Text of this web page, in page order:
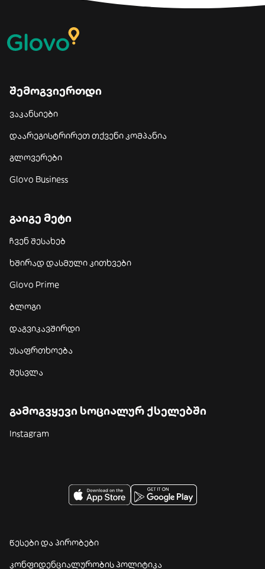
შემოგვიერთდი
ვაკანსიები
დაარეგისტრირეთ თქვენი კომპანია
გლოვერები
Glovo Business
გაიგე მეტი
ჩვენ შესახებ
ხშირად დასმული კითხვები
Glovo Prime
ბლოგი
დაგვიკავშირდი
უსაფრთხოება
შესვლა
გამოგვყევი სოციალურ ქსელებში
Instagram
წესები და პირობები
კონფიდენციალურობის პოლიტიკა